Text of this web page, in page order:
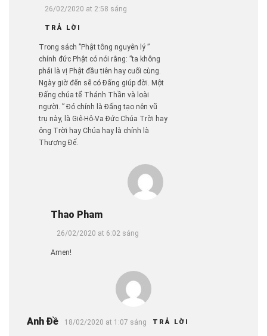
26/02/2020 at 2:58 sáng
TRẢ LỜI
Trong sách ”Phật tông nguyên lý ”
chính đức Phật có nói rằng: ”ta không
phải là vị Phật đầu tiên hay cuối cùng.
Ngày giờ đến sẽ có Đấng giúp đời. Một
Đấng chúa tể Thánh Thần và loài
người. ” Đó chính là Đấng tạo nên vũ
trụ này, là Giê-Hô-Va Đức Chúa Trời hay
ông Trời hay Chúa hay là chính là
Thượng Đế.
Thao Pham
26/02/2020 at 6:02 sáng
Amen!
Anh Đề 18/02/2020 at 1:07 sáng TRẢ LỜI